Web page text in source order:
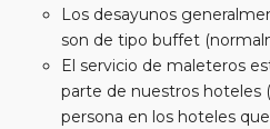
Los desayunos
son de tipo buffet
El servicio de maleteros
parte de nuestros hoteles
persona en los hoteles